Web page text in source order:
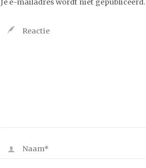
Je e-mailadres wordt niet gepubliceerd.